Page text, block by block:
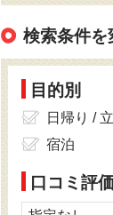
検索条件を
目的別
日帰り /
宿泊
口コミ評